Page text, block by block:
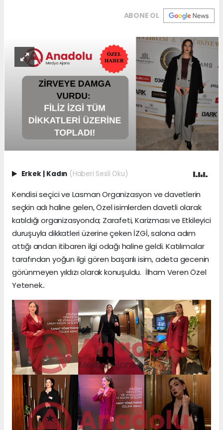
ABONE OL
Erkek | Kadın (Haberi Sesli Oku)
Kendisi seçici ve Lasman Organizasyon ve davetlerin
seçkin adı haline gelen, Özel isimlerden davetli olarak
katıldığı organizasyonda; Zarafeti, Karizması ve Etkileyici
duruşuyla dikkatleri üzerine çeken İZGİ, salona adım
attığı andan itibaren ilgi odağı haline geldi. Katılımcılar
tarafından yoğun ilgi gören başarılı isim, adeta gecenin
görünmeyen yıldızı olarak konuşuldu. İlham Veren Özel
Yetenek..